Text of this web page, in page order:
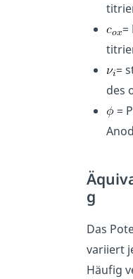
=
=
des
=
g
Das
variiert
Häufig